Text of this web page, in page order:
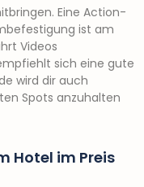
Eine Action-
ist am
Videos
sich eine gute
wird dir auch
Spots anzuhalten
Hotel im Preis